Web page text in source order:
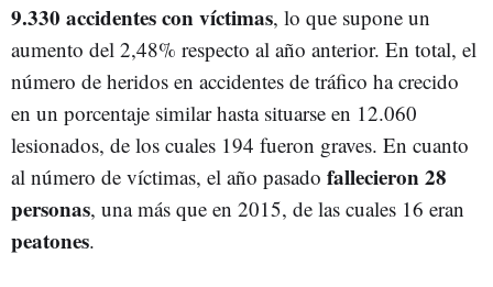
9.330 accidentes con víctimas, lo que supone un
aumento del 2,48% respecto al año anterior. En total, el
número de heridos en accidentes de tráfico ha crecido
en un porcentaje similar hasta situarse en 12.060
lesionados, de los cuales 194 fueron graves. En cuanto
al número de víctimas, el año pasado fallecieron 28
personas, una más que en 2015, de las cuales 16 eran
peatones.